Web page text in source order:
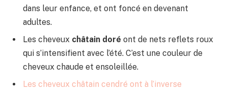
dans leur enfance, et ont foncé en devenant
adultes.
Les cheveux châtain doré ont de nets reflets roux
qui s’intensifient avec l’été. C’est une couleur de
cheveux chaude et ensoleillée.
Les cheveux châtain cendré ont à l’inverse